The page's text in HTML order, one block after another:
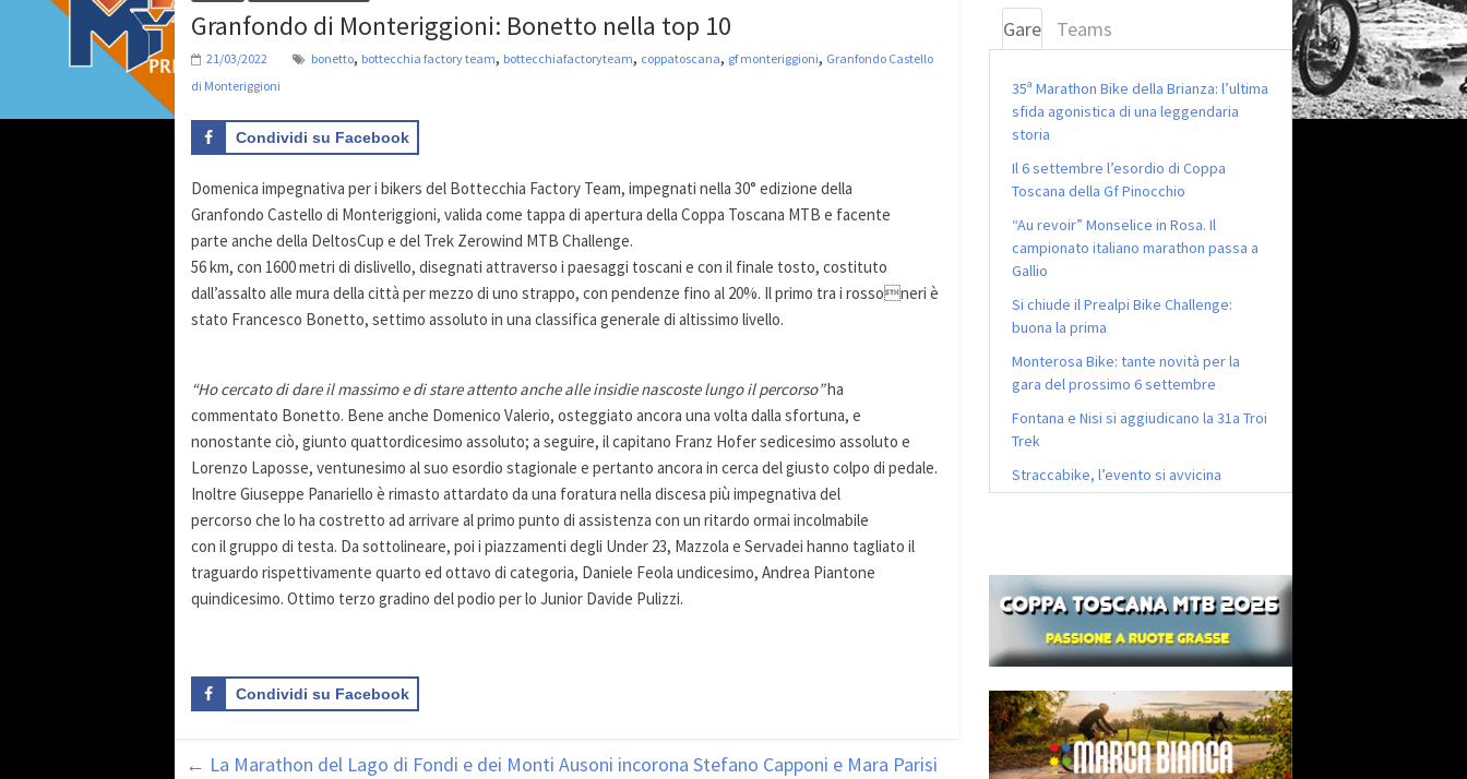
Granfondo di Monteriggioni: Bonetto nella top 10
21/03/2022 bonetto, bottecchia factory team, bottecchiafactoryteam, coppatoscana, gf monteriggioni, Granfondo Castello
di Monteriggioni
Condividi su Facebook
Domenica impegnativa per i bikers del Bottecchia Factory Team, impegnati nella 30° edizione della
Granfondo Castello di Monteriggioni, valida come tappa di apertura della Coppa Toscana MTB e facente
parte anche della DeltosCup e del Trek Zerowind MTB Challenge.
56 km, con 1600 metri di dislivello, disegnati attraverso i paesaggi toscani e con il finale tosto, costituto
dall’assalto alle mura della città per mezzo di uno strappo, con pendenze fino al 20%. Il primo tra i rossoneri è
stato Francesco Bonetto, settimo assoluto in una classifica generale di altissimo livello.
“Ho cercato di dare il massimo e di stare attento anche alle insidie nascoste lungo il percorso”ha
commentato Bonetto. Bene anche Domenico Valerio, osteggiato ancora una volta dalla sfortuna, e
nonostante ciò, giunto quattordicesimo assoluto; a seguire, il capitano Franz Hofer sedicesimo assoluto e
Lorenzo Laposse, ventunesimo al suo esordio stagionale e pertanto ancora in cerca del giusto colpo di pedale.
Inoltre Giuseppe Panariello è rimasto attardato da una foratura nella discesa più impegnativa del
percorso che lo ha costretto ad arrivare al primo punto di assistenza con un ritardo ormai incolmabile
con il gruppo di testa. Da sottolineare, poi i piazzamenti degli Under 23, Mazzola e Servadei hanno tagliato il
traguardo rispettivamente quarto ed ottavo di categoria, Daniele Feola undicesimo, Andrea Piantone
quindicesimo. Ottimo terzo gradino del podio per lo Junior Davide Pulizzi.
Condividi su Facebook
← La Marathon del Lago di Fondi e dei Monti Ausoni incorona Stefano Capponi e Mara Parisi
Gare Teams
35ª Marathon Bike della Brianza: l’ultima
sfida agonistica di una leggendaria
storia
Il 6 settembre l’esordio di Coppa
Toscana della Gf Pinocchio
“Au revoir” Monselice in Rosa. Il
campionato italiano marathon passa a
Gallio
Si chiude il Prealpi Bike Challenge:
buona la prima
Monterosa Bike: tante novità per la
gara del prossimo 6 settembre
Fontana e Nisi si aggiudicano la 31a Troi
Trek
Straccabike, l’evento si avvicina